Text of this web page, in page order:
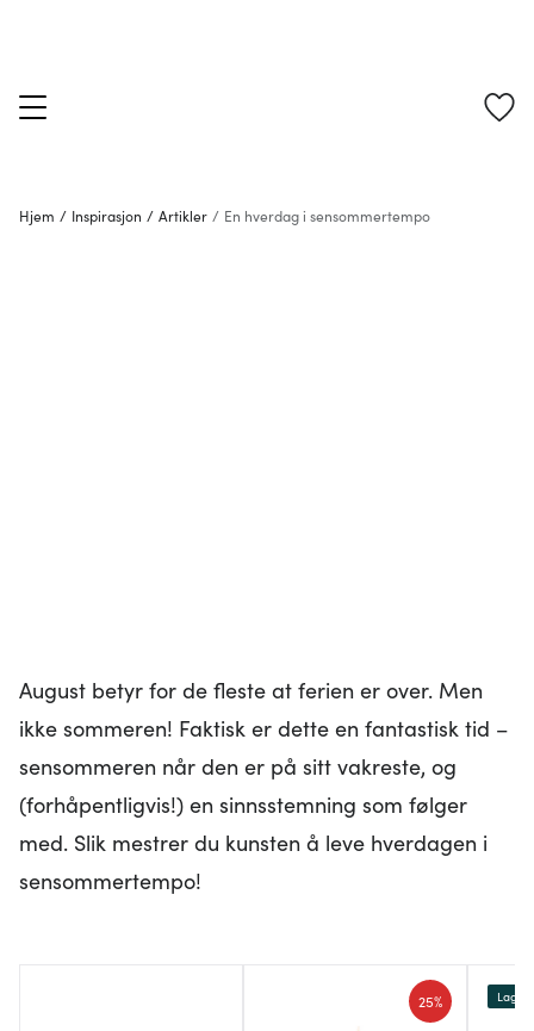
Hjem / Inspirasjon / Artikler / En hverdag i sensommer­tempo
August betyr for de fleste at ferien er over. Men
ikke sommeren! Faktisk er dette en fantastisk tid –
sensommeren når den er på sitt vakreste, og
(forhåpentligvis!) en sinnsstemning som følger
med. Slik mestrer du kunsten å leve hverdagen i
sensommertempo!
25%